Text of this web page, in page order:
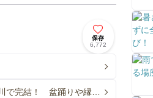
保存
6,772
で完結！ 盆踊りや縁日